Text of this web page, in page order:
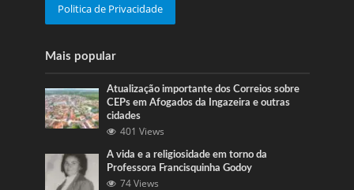
Politica de Privacidade
Mais popular
Atualização importante dos Correios sobre
CEPs em Afogados da Ingazeira e outras
cidades
401 Views
A vida e a religiosidade em torno da
Professora Francisquinha Godoy
74 Views